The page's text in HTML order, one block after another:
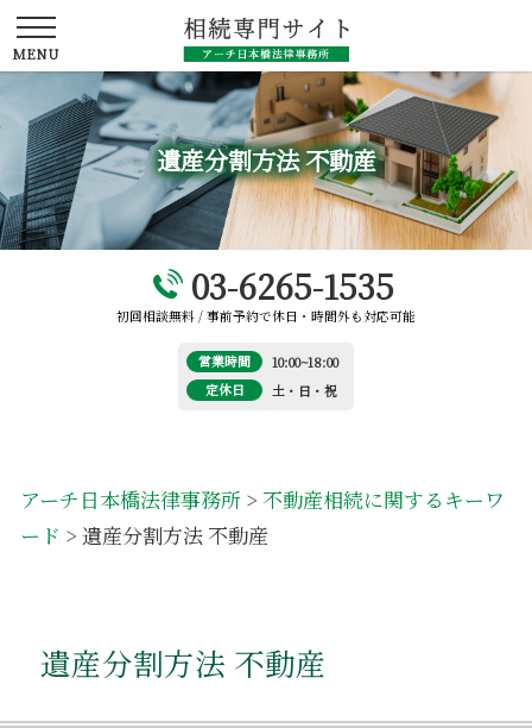
遺産分割方法 不動産
03-6265-1535
初回相談無料 / 事前予約で休日・時間外も対応可能
営業時間
10:00~18:00
定休日
土・日・祝
アーチ日本橋法律事務所 > 不動産相続に関するキーワ
ード > 遺産分割方法 不動産
遺産分割方法 不動産